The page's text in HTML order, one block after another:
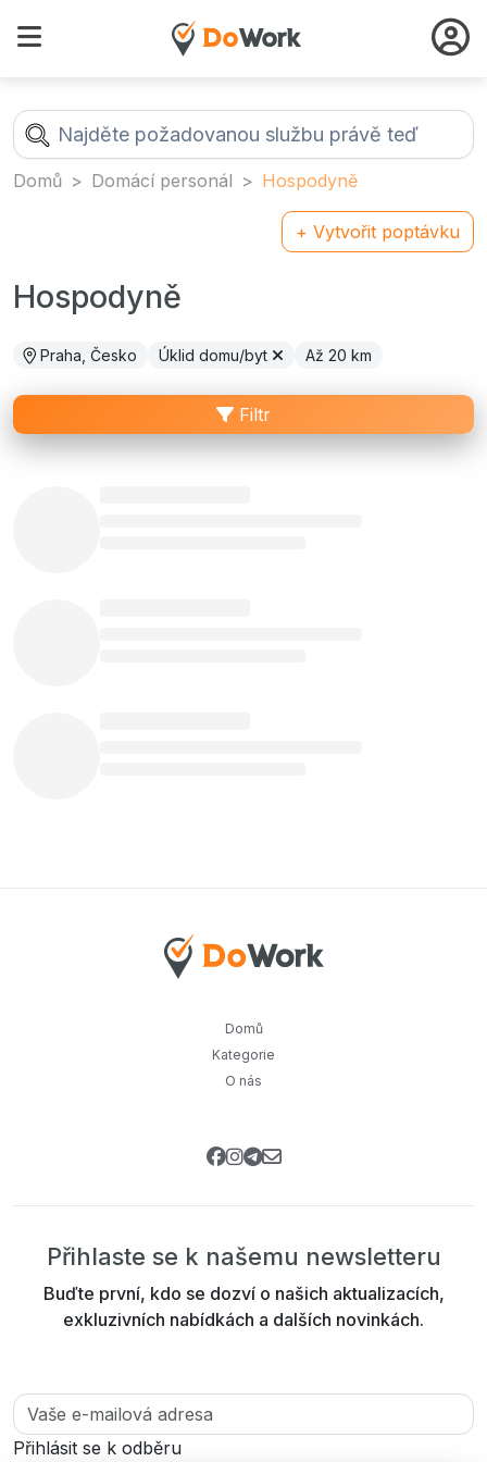
Domů Domácí personál Hospodyně
+ Vytvořit poptávku
Hospodyně
Praha, Česko Úklid domu/byt Až 20 km
Filtr
Domů
Kategorie
O nás
Přihlaste se k našemu newsletteru
Buďte první, kdo se dozví o našich aktualizacích,
exkluzivních nabídkách a dalších novinkách.
Přihlásit se k odběru